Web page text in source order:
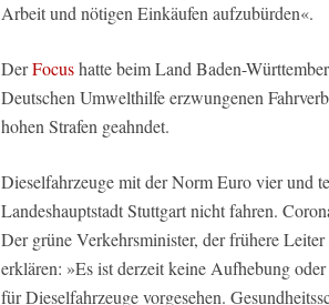
Arbeit und nötigen Einkäufen aufzubürden«.
DerFocushatte beim Land Baden-
Deutschen Umwelthilfe erzwungenen
hohen Strafen geahndet.
Dieselfahrzeuge mit der Norm Euro vier und
Landeshauptstadt Stuttgart nicht fahren.
Der grüne Verkehrsminister, der frühere
erklären: »Es ist derzeit keine Aufhebung
für Dieselfahrzeuge vorgesehen.